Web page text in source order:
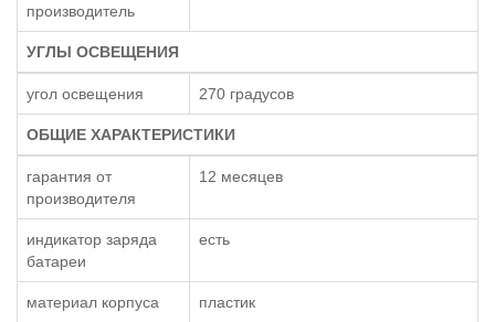
производитель
УГЛЫ ОСВЕЩЕНИЯ
угол освещения 270 градусов
ОБЩИЕ ХАРАКТЕРИСТИКИ
гарантия от
производителя
12 месяцев
индикатор заряда
батареи
есть
материал корпуса пластик